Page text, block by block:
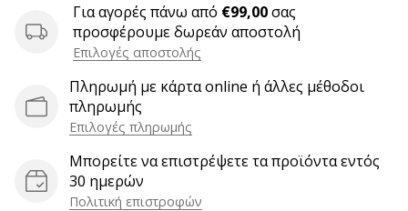
χάντμπολ
πρεσβευτής/
πρέσβειρα
μάρκας
μας
Για αγορές πάνω από €99,00σας
προσφέρουμε δωρεάν αποστολή
Επιλογές αποστολής
Πληρωμή με κάρτα online ή άλλες μέθοδοι
πληρωμής
Επιλογές πληρωμής
Μπορείτε να επιστρέψετε τα προϊόντα εντός
30 ημερών
Πολιτική επιστροφών